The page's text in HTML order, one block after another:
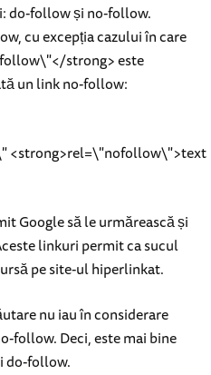
do-follow și no-follow.
cu excepția cazului în care
strong> este
un link no-follow:
<strong>rel=\"nofollow\">text
Google să le urmărească și
linkuri permit ca sucul
pe site-ul hiperlinkat.
nu iau în considerare
follow. Deci, este mai bine
do-follow.